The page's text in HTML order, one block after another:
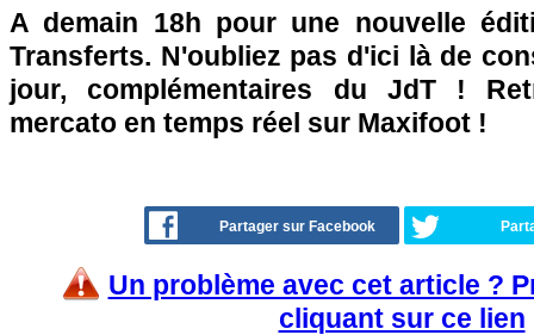
A demain 18h pour une nouvelle
Transferts. N'oubliez pas d'ici là de
jour, complémentaires du JdT !
mercato en temps réel sur Maxifoot !
Partager sur Facebook
Un problème avec cet article ?
cliquant sur ce lien